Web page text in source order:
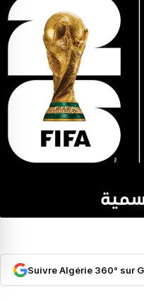
Suivre Algérie 360° sur